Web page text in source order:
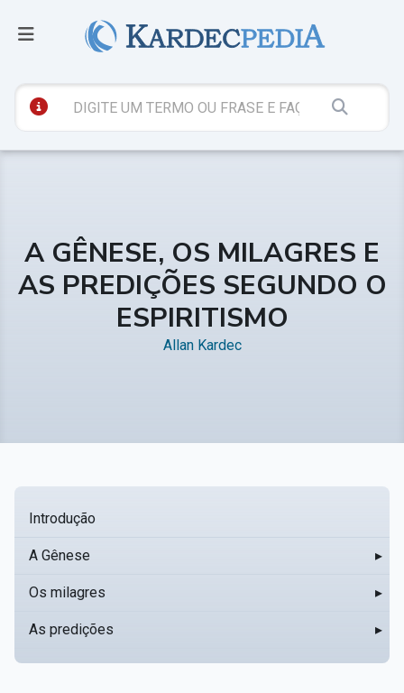
A GÊNESE, OS MILAGRES E
AS PREDIÇÕES SEGUNDO O
ESPIRITISMO
Allan Kardec
Introdução
A Gênese ▸
Os milagres ▸
As predições ▸